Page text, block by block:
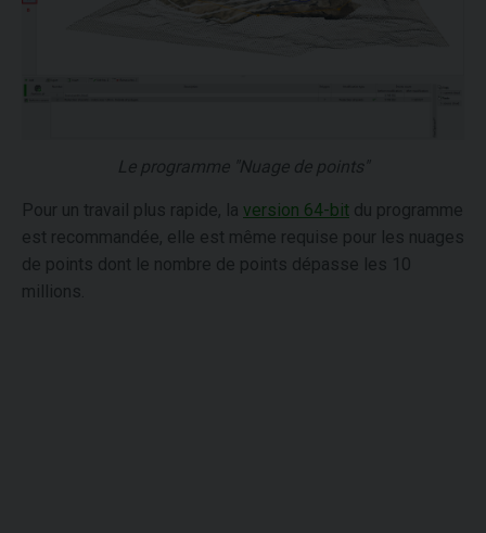
Le programme "Nuage de points"
Pour un travail plus rapide, la version 64-bit du programme
est recommandée, elle est même requise pour les nuages
de points dont le nombre de points dépasse les 10
millions.